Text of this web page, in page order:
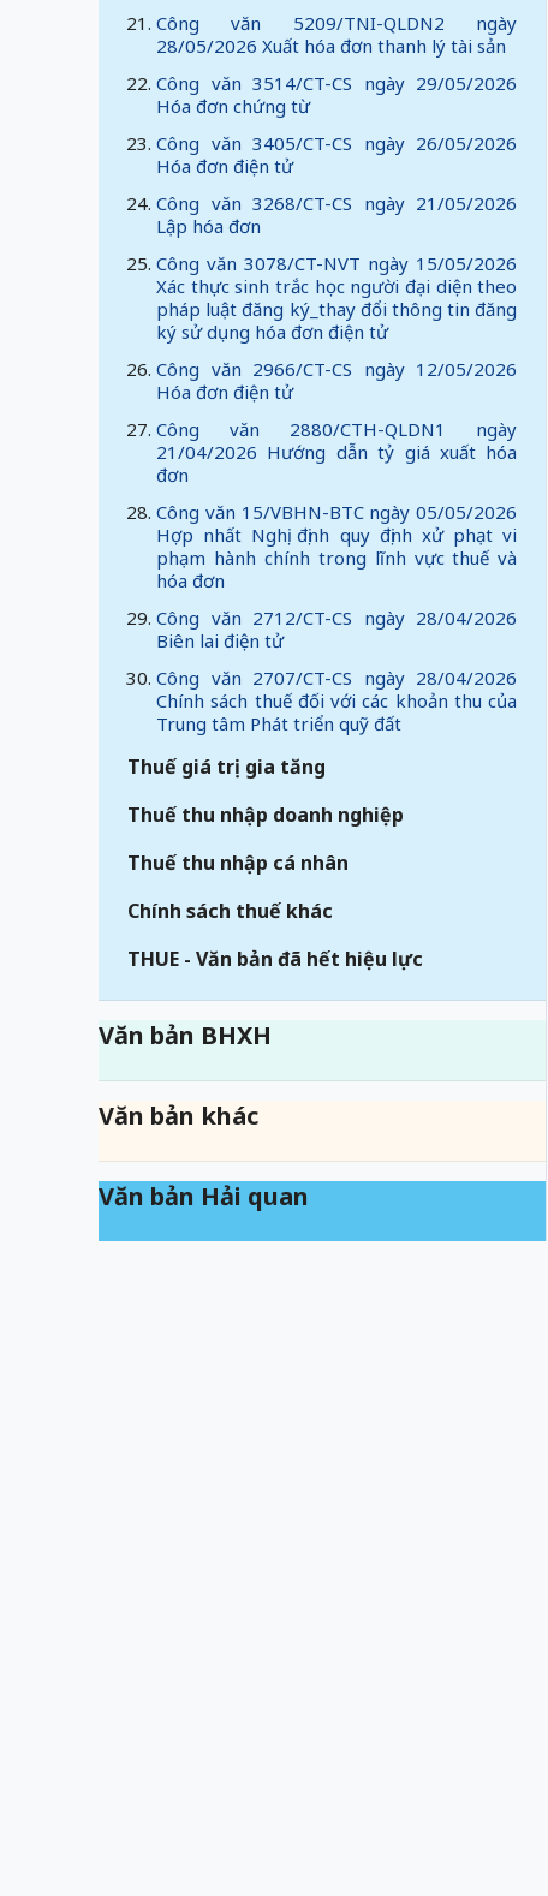
Công văn 5209/TNI-QLDN2 ngày
28/05/2026 Xuất hóa đơn thanh lý tài sản
Công văn 3514/CT-CS ngày 29/05/2026
Hóa đơn chứng từ
Công văn 3405/CT-CS ngày 26/05/2026
Hóa đơn điện tử
Công văn 3268/CT-CS ngày 21/05/2026
Lập hóa đơn
Công văn 3078/CT-NVT ngày 15/05/2026
Xác thực sinh trắc học người đại diện theo
pháp luật đăng ký_thay đổi thông tin đăng
ký sử dụng hóa đơn điện tử
Công văn 2966/CT-CS ngày 12/05/2026
Hóa đơn điện tử
Công văn 2880/CTH-QLDN1 ngày
21/04/2026 Hướng dẫn tỷ giá xuất hóa
đơn
Công văn 15/VBHN-BTC ngày 05/05/2026
Hợp nhất Nghị định quy định xử phạt vi
phạm hành chính trong lĩnh vực thuế và
hóa đơn
Công văn 2712/CT-CS ngày 28/04/2026
Biên lai điện tử
Công văn 2707/CT-CS ngày 28/04/2026
Chính sách thuế đối với các khoản thu của
Trung tâm Phát triển quỹ đất
Thuế giá trị gia tăng
Thuế thu nhập doanh nghiệp
Thuế thu nhập cá nhân
Chính sách thuế khác
THUE - Văn bản đã hết hiệu lực
Văn bản BHXH
Văn bản khác
Văn bản Hải quan